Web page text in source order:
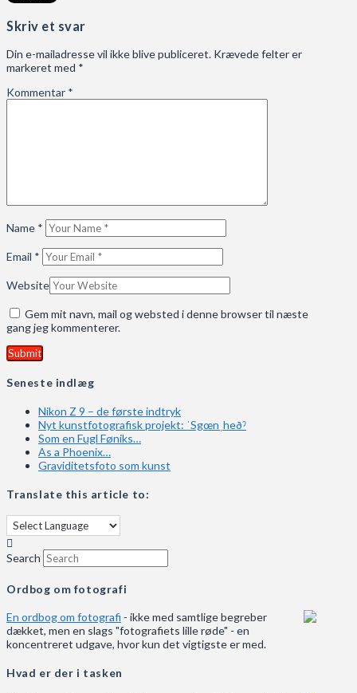
Skriv et svar
Din e-mailadresse vil ikke blive publiceret. Krævede felter er
markeret med *
Kommentar *
Name *
Email *
Website
Gem mit navn, mail og websted i denne browser til næste
gang jeg kommenterer.
Seneste indlæg
Nikon Z 9 – de første indtryk
Nyt kunstfotografisk projekt: ˈSgœnˌheðˀ
Som en Fugl Føniks…
As a Phoenix…
Graviditetsfoto som kunst
Translate this article to:
Search
Ordbog om fotografi
En ordbog om fotografi - ikke med samtlige begreber
dækket, men en slags "fotografiets lille røde" - en
koncentreret udgave, hvor kun det vigtigste er med.
Hvad er der i tasken